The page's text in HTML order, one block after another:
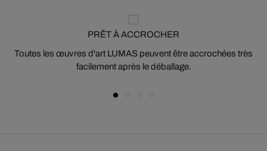
PRÊT À ACCROCHER
Toutes les œuvres d'art LUMAS peuvent être accrochées très
facilement après le déballage.